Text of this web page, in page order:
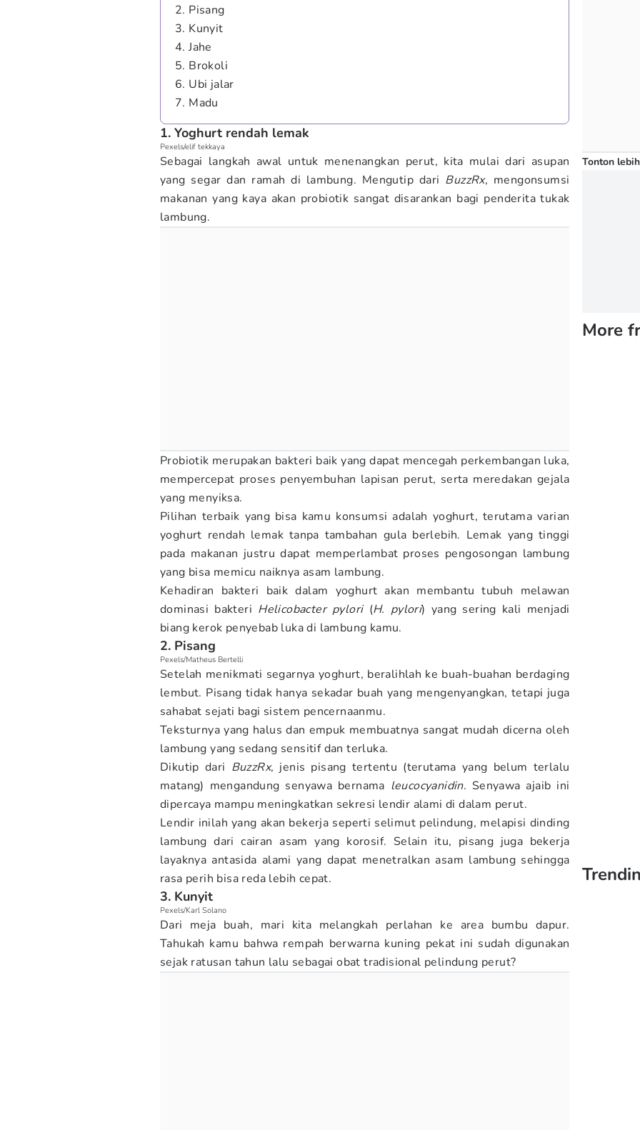
2. Pisang
3. Kunyit
4. Jahe
5. Brokoli
6. Ubi jalar
7. Madu
1. Yoghurt rendah lemak
Pexels/elif tekkaya
Sebagai langkah awal untuk menenangkan perut, kita mulai dari asupan
yang segar dan ramah di lambung. Mengutip dari BuzzRx, mengonsumsi
makanan yang kaya akan probiotik sangat disarankan bagi penderita tukak
lambung.
Probiotik merupakan bakteri baik yang dapat mencegah perkembangan luka,
mempercepat proses penyembuhan lapisan perut, serta meredakan gejala
yang menyiksa.
Pilihan terbaik yang bisa kamu konsumsi adalah yoghurt, terutama varian
yoghurt rendah lemak tanpa tambahan gula berlebih. Lemak yang tinggi
pada makanan justru dapat memperlambat proses pengosongan lambung
yang bisa memicu naiknya asam lambung.
Kehadiran bakteri baik dalam yoghurt akan membantu tubuh melawan
dominasi bakteri Helicobacter pylori(H. pylori) yang sering kali menjadi
biang kerok penyebab luka di lambung kamu.
2. Pisang
Pexels/Matheus Bertelli
Setelah menikmati segarnya yoghurt, beralihlah ke buah-buahan berdaging
lembut. Pisang tidak hanya sekadar buah yang mengenyangkan, tetapi juga
sahabat sejati bagi sistem pencernaanmu.
Teksturnya yang halus dan empuk membuatnya sangat mudah dicerna oleh
lambung yang sedang sensitif dan terluka.
Dikutip dari BuzzRx, jenis pisang tertentu (terutama yang belum terlalu
matang) mengandung senyawa bernama leucocyanidin. Senyawa ajaib ini
dipercaya mampu meningkatkan sekresi lendir alami di dalam perut.
Lendir inilah yang akan bekerja seperti selimut pelindung, melapisi dinding
lambung dari cairan asam yang korosif. Selain itu, pisang juga bekerja
layaknya antasida alami yang dapat menetralkan asam lambung sehingga
rasa perih bisa reda lebih cepat.
3. Kunyit
Pexels/Karl Solano
Dari meja buah, mari kita melangkah perlahan ke area bumbu dapur.
Tahukah kamu bahwa rempah berwarna kuning pekat ini sudah digunakan
sejak ratusan tahun lalu sebagai obat tradisional pelindung perut?
Tonton
More